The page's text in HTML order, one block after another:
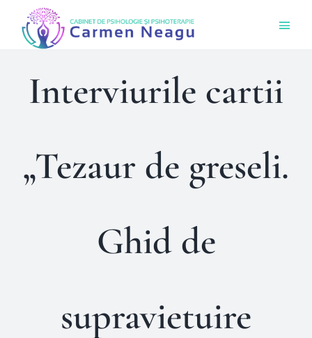
Interviurile cartii
„Tezaur de greseli.
Ghid de
supravietuire